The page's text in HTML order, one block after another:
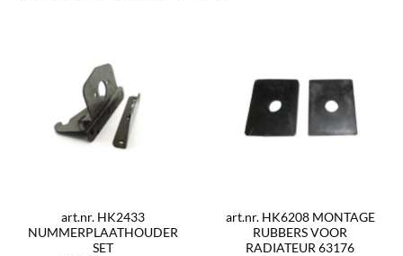
art.nr. HK2433
NUMMERPLAATHOUDER
SET
art.nr. HK6208 MONTAGE
RUBBERS VOOR
RADIATEUR 63176